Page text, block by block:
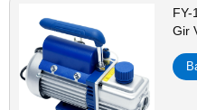
FY-
Gir